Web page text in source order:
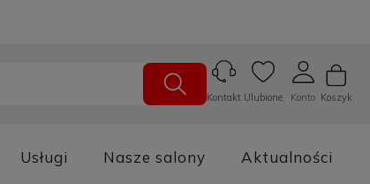
Koszyk
Konto
Ulubione
Kontakt
Usługi Nasze salony Aktualności